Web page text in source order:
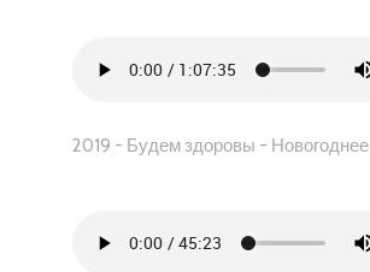
2019 - Будем здоровы - Новогоднее